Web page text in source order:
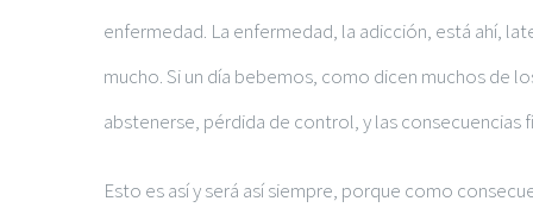
enfermedad. La enfermedad, la adicción, está ahí,
mucho. Si un día bebemos, como dicen muchos de
abstenerse, pérdida de control, y las consecuencias
Esto es así y será así siempre, porque como